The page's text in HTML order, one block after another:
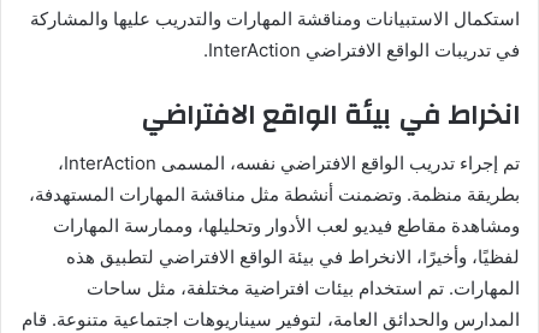
استكمال الاستبيانات ومناقشة المهارات والتدريب عليها والمشاركة
في تدريبات الواقع الافتراضي InterAction.
انخراط في بيئة الواقع الافتراضي
تم إجراء تدريب الواقع الافتراضي نفسه، المسمى InterAction،
بطريقة منظمة. وتضمنت أنشطة مثل مناقشة المهارات المستهدفة،
ومشاهدة مقاطع فيديو لعب الأدوار وتحليلها، وممارسة المهارات
لفظيًا، وأخيرًا، الانخراط في بيئة الواقع الافتراضي لتطبيق هذه
المهارات. تم استخدام بيئات افتراضية مختلفة، مثل ساحات
المدارس والحدائق العامة، لتوفير سيناريوهات اجتماعية متنوعة. قام